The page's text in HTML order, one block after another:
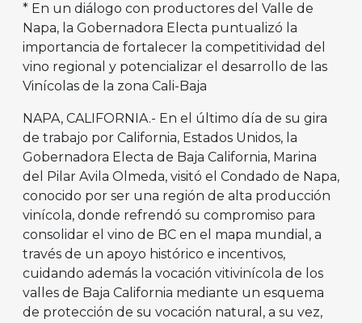
* En un diálogo con productores del Valle de
Napa, la Gobernadora Electa puntualizó la
importancia de fortalecer la competitividad del
vino regional y potencializar el desarrollo de las
Vinícolas de la zona Cali-Baja
NAPA, CALIFORNIA.- En el último día de su gira
de trabajo por California, Estados Unidos, la
Gobernadora Electa de Baja California, Marina
del Pilar Avila Olmeda, visitó el Condado de Napa,
conocido por ser una región de alta producción
vinícola, donde refrendó su compromiso para
consolidar el vino de BC en el mapa mundial, a
través de un apoyo histórico e incentivos,
cuidando además la vocación vitivinícola de los
valles de Baja California mediante un esquema
de protección de su vocación natural, a su vez,